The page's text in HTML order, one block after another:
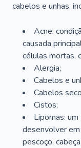
cabelos e unhas,
Acne:
causada
células mortas,
Alergia;
Cabelos e
Cabelos
Cistos;
Lipomas:
desenvolver
pescoço,